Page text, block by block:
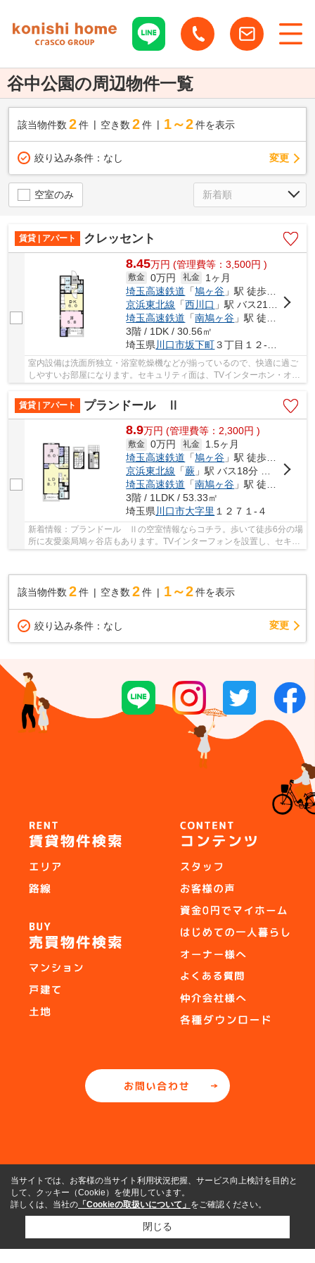
谷中公園の周辺物件一覧
該当物件数 2件 空き数 2 件 1～2 件を表示
絞り込み条件： なし 変更
空室のみ
賃貸 | アパート クレッセント
8.45万円 (管理費等：3,500円 )
敷金 0万円 礼金
1ヶ月
埼玉高速鉄道 「鳩ヶ谷 」駅 徒歩6分
京浜東北線 「西川口 」駅 バス21分 「昭和橋」 停歩3分
埼玉高速鉄道 「南鳩ヶ谷 」駅 徒歩20分
3階 / 1DK / 30.56㎡
埼玉県 川口市坂下町３丁目１２-１８
室内設備は洗面所独立・浴室乾燥機などが揃っているので、快適に過ご
しやすいお部屋になります。セキュリティ面は、TVインターホン・オー
トロックなど充実しているので、防犯対策もば...
賃貸 | アパート
プランドール Ⅱ
8.9万円 (管理費等：2,300円 )
敷金 0万円 礼金
1.5ヶ月
埼玉高速鉄道 「鳩ヶ谷 」駅 徒歩6分
京浜東北線 「蕨 」駅 バス18分 「里・屋敷添」 停歩3分
埼玉高速鉄道 「南鳩ヶ谷 」駅 徒歩25分
3階 / 1LDK / 53.33㎡
埼玉県川口市大字里 １２７１-４
新着情報：プランドール Ⅱの空室情報ならコチラ。歩いて徒歩6分の場
所に友愛薬局鳩ヶ谷店もあります。TVインターフォンを設置し、セキュ
該当物件数 2件 空き数 2 件 1～2 件を表示
絞り込み条件： なし 変更
当サイトでは、お客様の当サイト利用状況把握、サービス向上検討を目的と
して、クッキー（Cookie）を使用しています。
詳しくは、当社の 「Cookieの取扱いについて」 をご確認ください。
閉じる